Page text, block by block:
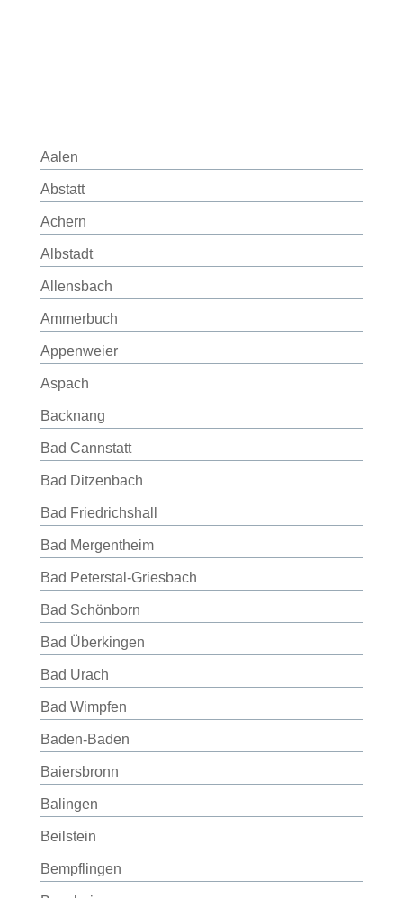
Aalen
Abstatt
Achern
Albstadt
Allensbach
Ammerbuch
Appenweier
Aspach
Backnang
Bad Cannstatt
Bad Ditzenbach
Bad Friedrichshall
Bad Mergentheim
Bad Peterstal-Griesbach
Bad Schönborn
Bad Überkingen
Bad Urach
Bad Wimpfen
Baden-Baden
Baiersbronn
Balingen
Beilstein
Bempflingen